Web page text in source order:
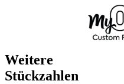
Weitere
Stückzahlen